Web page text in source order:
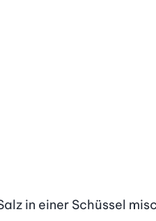
in einer Schüssel